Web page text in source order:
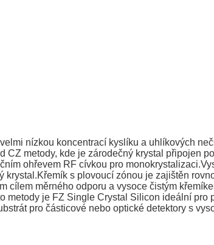
nízkou koncentrací kyslíku a uhlíkových
metody, kde je zárodečný krystal připojen
ohřevem RF cívkou pro
s plovoucí zónou je zajištěn
cílem měrného odporu a vysoce čistým
metody je FZ Single Crystal Silicon ideální
pro částicové nebo optické detektory s